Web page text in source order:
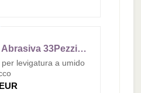
Carta Abrasiva 33Pezzi Carta Vetrata Secco e Umido in Grane 7000 5000 3000 2500 2000 1500 1200 1000 800 600 400 Sandpaper per levigatura e tornitura del legno
per levigatura a umido